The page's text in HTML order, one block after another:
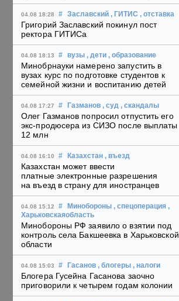
04.08 18:28 # Заславский , ГИТИС , отставка
Григорий Заславский покинул пост
ректора ГИТИСа
04.08 18:13 # вузы , дети , образование
Минобрнауки намерено запустить в
вузах курс по подготовке студентов к
семейной жизни и воспитанию детей
04.08 17:27 # Газманов , суд , скандалы
Олег Газманов попросил отпустить его
экс-продюсера из СИЗО после выплаты
12 млн
04.08 16:10 # Казахстан , въезд
Казахстан может ввести
платные электронные разрешения
на въезд в страну для иностранцев
04.08 15:12 # Минобороны , спецоперация ,
Харьковскаяобласть
Минобороны РФ заявило о взятии под
контроль села Бакшеевка в Харьковской
области
04.08 15:03 # Гасанов , блогеры , налоги
Блогера Гусейна Гасанова заочно
приговорили к четырем годам колонии